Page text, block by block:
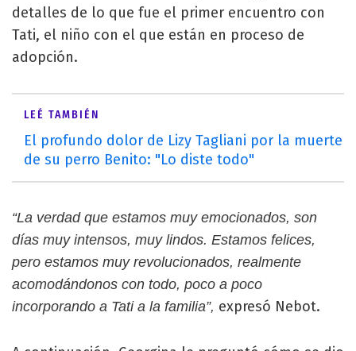
detalles de lo que fue el primer encuentro con
Tati, el niño con el que están en proceso de
adopción.
LEÉ TAMBIÉN
El profundo dolor de Lizy Tagliani por la muerte
de su perro Benito: "Lo diste todo"
“La verdad que estamos muy emocionados, son
días muy intensos, muy lindos. Estamos felices,
pero estamos muy revolucionados, realmente
acomodándonos con todo, poco a poco
incorporando a Tati a la familia”, expresó Nebot.